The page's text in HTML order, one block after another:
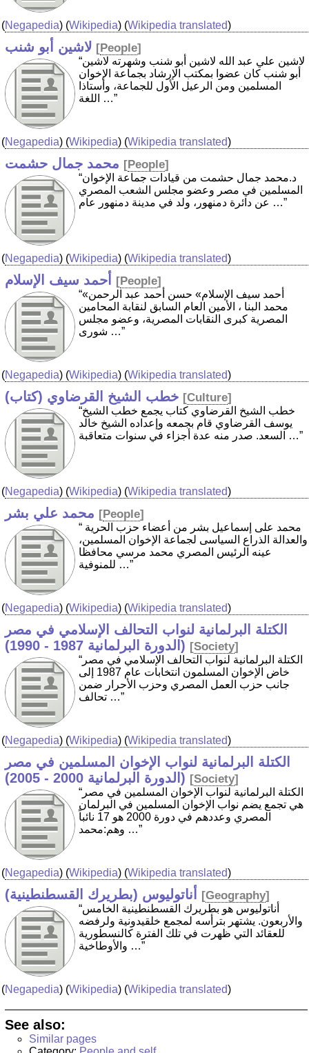
(Negapedia) (Wikipedia) (Wikipedia translated)
لاشين أبو شنب [People]
“لاشين علي عبد الله لاشين أبو شنب وشهرته لاشين
أبو شنب كان عضوا بمكتب الإرشاد بجماعة الإخوان
المسلمين ومن الرعيل الأول للجماعة، وأستاذا
اللغة …”
(Negapedia) (Wikipedia) (Wikipedia translated)
محمد جمال حشمت [People]
“د.محمد جمال حشمت من قيادات جماعة الإخوان
المسلمين في مصر وعضو مجلس الشعب المصري
عن دائرة دمنهور، ولد في مدينة دمنهور عام …”
(Negapedia) (Wikipedia) (Wikipedia translated)
أحمد سيف الإسلام [People]
“«أحمد سيف الإسلام» حسن أحمد عبد الرحمن
محمد البنا ، الأمين العام السابق لنقابة المحامين
المصرية كبرى النقابات المصرية، وعضو مجلس
شورى …”
(Negapedia) (Wikipedia) (Wikipedia translated)
خطب الشيخ القرضاوي (كتاب) [Culture]
“خطب الشيخ القرضاوي كتاب يجمع خطب الشيخ
يوسف القرضاوي قام بجمعه وإعداده الشيخ خالد
السعد. صدر منه عدة أجزاء في سنوات متعاقبة …”
(Negapedia) (Wikipedia) (Wikipedia translated)
محمد علي بشر [People]
“ محمد على إسماعيل بشر من أعضاء حزب الحرية
والعدالة الذراع السياسى لجماعة الإخوان المسلمين،
عينه الرئيس المصري محمد مرسي محافظا
للمنوفية …”
(Negapedia) (Wikipedia) (Wikipedia translated)
الكتلة البرلمانية لنواب التحالف الإسلامي في مصر
(الدورة البرلمانية 1987 - 1990) [Society]
“الكتلة البرلمانية لنواب التحالف الإسلامي في مصر
خاض الإخوان المسلمون انتخابات عام 1987 إلى
جانب حزب العمل المصري وحزب الأحرار ضمن
تحالف …”
(Negapedia) (Wikipedia) (Wikipedia translated)
الكتلة البرلمانية لنواب الإخوان المسلمين في مصر
(الدورة البرلمانية 2000 - 2005) [Society]
“الكتلة البرلمانية لنواب الإخوان المسلمين في مصر
هي تجمع يضم نواب الإخوان المسلمين في البرلمان
المصري وعددهم في دورة 2000 هو 17 نائباً
وهم:محمد …”
(Negapedia) (Wikipedia) (Wikipedia translated)
أناتوليوس (بطريرك القسطنطينية) [Geography]
“أناتوليوس هو بطريرك القسطنطينية الخامس
والأربعون. يشتهر بترأسه لمجمع خلقيدونية ولرفضه
للعقائد التي ظهرت في تلك الفترة كالنسطورية
والأوطاخية …”
(Negapedia) (Wikipedia) (Wikipedia translated)
See also:
Similar pages